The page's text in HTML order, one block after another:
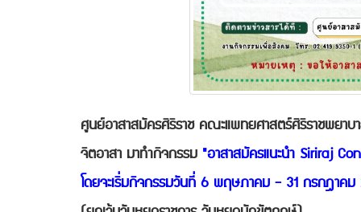
ศูนย์อาสาสมัครศิริราช คณะแพทยศาสตร์ศิริราชพย
จิตอาสา มาทำกิจกรรม "อาสาสมัครแนะนำ Siriraj
โดยจะเริ่มกิจกรรมวันที่ 6 พฤษภาคม - 31 กรกฎาค